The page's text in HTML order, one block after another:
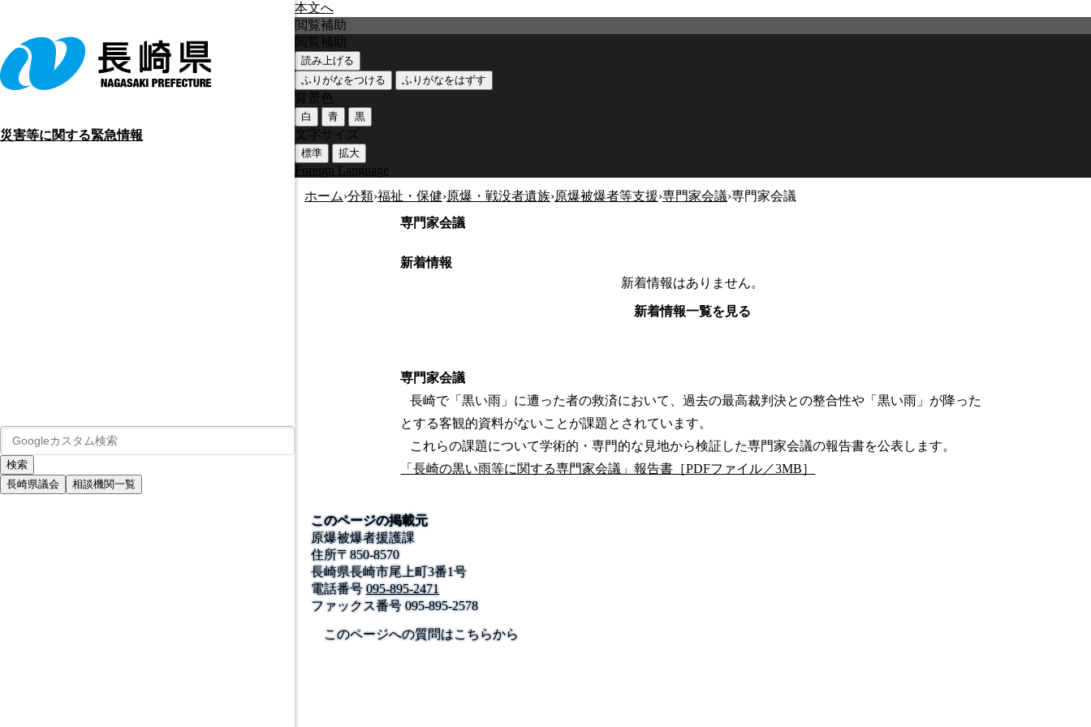
本文へ
災害等に関する緊急情報
長崎県議会 相談機関一覧
閲覧補助
閲覧補助
読み上げる
ふりがなをつける
ふりがなをはずす
背景色
白 青 黒
文字サイズ
標準 拡大
Foreign Language
ホーム›分類›福祉・保健›原爆・戦没者遺族›原爆被爆者等支援›専門家会議›専門家会議
専門家会議
新着情報
新着情報はありません。
新着情報一覧を見る
専門家会議
長崎で「黒い雨」に遭った者の救済において、過去の最高裁判決との整合性や「黒い雨」が降った
とする客観的資料がないことが課題とされています。
これらの課題について学術的・専門的な見地から検証した専門家会議の報告書を公表します。
「長崎の黒い雨等に関する専門家会議」報告書［PDFファイル／3MB］
このページの掲載元
原爆被爆者援護課
住所〒850-8570
長崎県長崎市尾上町3番1号
電話番号 095-895-2471
ファックス番号095-895-2578
このページへの質問はこちらから
公式SNS
このサイトについて
長崎県庁